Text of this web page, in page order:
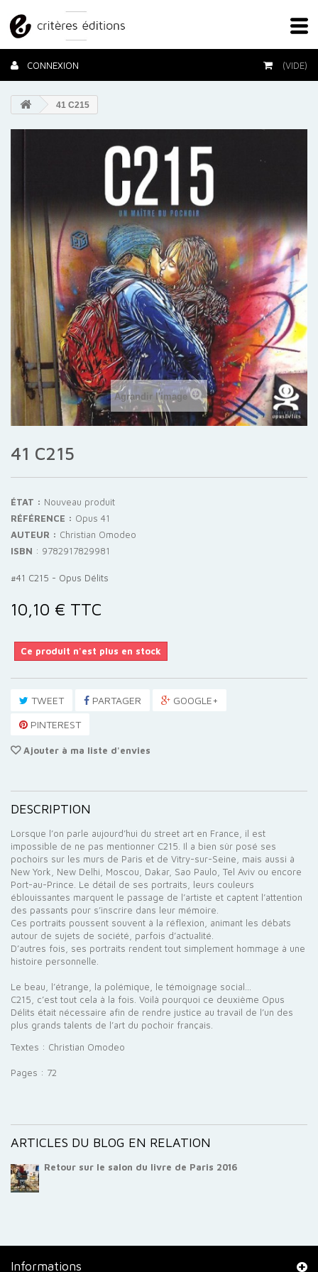
CONNEXION (VIDE)
41 C215
Agrandir l'image
41 C215
ÉTAT : Nouveau produit
RÉFÉRENCE : Opus 41
AUTEUR : Christian Omodeo
ISBN : 9782917829981
#41 C215 - Opus Délits
10,10 € TTC
Ce produit n'est plus en stock
TWEET PARTAGER
GOOGLE+
PINTEREST
Ajouter à ma liste d'envies
DESCRIPTION
Lorsque l’on parle aujourd’hui du street art en France, il est
impossible de ne pas mentionner C215. Il a bien sûr posé ses
pochoirs sur les murs de Paris et de Vitry-sur-Seine, mais aussi à
New York, New Delhi, Moscou, Dakar, Sao Paulo, Tel Aviv ou encore
Port-au-Prince. Le détail de ses portraits, leurs couleurs
éblouissantes marquent le passage de l’artiste et captent l’attention
des passants pour s’inscrire dans leur mémoire.
Ces portraits poussent souvent à la réflexion, animant les débats
autour de sujets de société, parfois d’actualité.
D’autres fois, ses portraits rendent tout simplement hommage à une
histoire personnelle.
Le beau, l’étrange, la polémique, le témoignage social…
C215, c’est tout cela à la fois. Voilà pourquoi ce deuxième Opus
Délits était nécessaire afin de rendre justice au travail de l’un des
plus grands talents de l’art du pochoir français.
Textes : Christian Omodeo
Pages : 72
ARTICLES DU BLOG EN RELATION
Retour sur le salon du livre de Paris 2016
Informations